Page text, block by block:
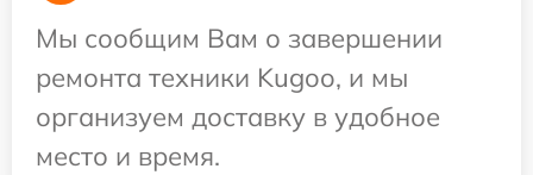
Мы сообщим Вам о завершении
ремонта техники Kugoo, и мы
организуем доставку в удобное
место и время.